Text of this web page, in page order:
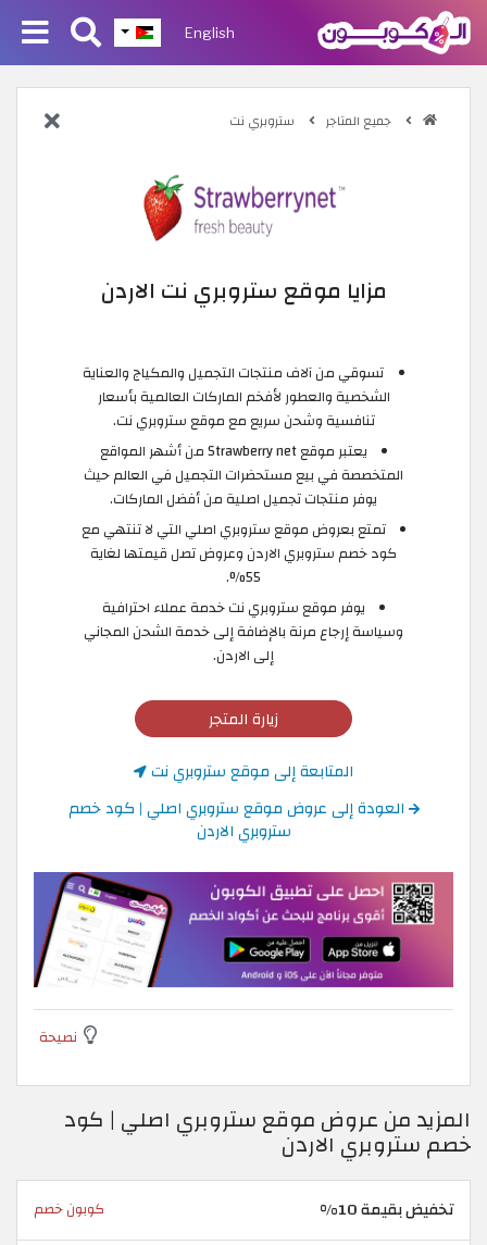
English
جميع المتاجر ستروبري نت
مزايا موقع ستروبري نت الاردن
تسوقي من آلاف منتجات التجميل والمكياج والعناية
الشخصية والعطور لأفخم الماركات العالمية بأسعار
تنافسية وشحن سريع مع موقع ستروبري نت.
يعتبر موقع Strawberry net من أشهر المواقع
المتخصصة في بيع مستحضرات التجميل في العالم حيث
يوفر منتجات تجميل اصلية من أفضل الماركات.
تمتع بعروض موقع ستروبري اصلي التي لا تنتهي مع
كود خصم ستروبري الاردن وعروض تصل قيمتها لغاية
55%.
يوفر موقع ستروبري نت خدمة عملاء احترافية
وسياسة إرجاع مرنة بالإضافة إلى خدمة الشحن المجاني
إلى الاردن.
زيارة المتجر
المتابعة إلى موقع ستروبري نت
العودة إلى عروض موقع ستروبري اصلي | كود خصم
ستروبري الاردن
نصيحة
المزيد من عروض موقع ستروبري اصلي | كود
خصم ستروبري الاردن
تخفيض بقيمة 10% كوبون خصم